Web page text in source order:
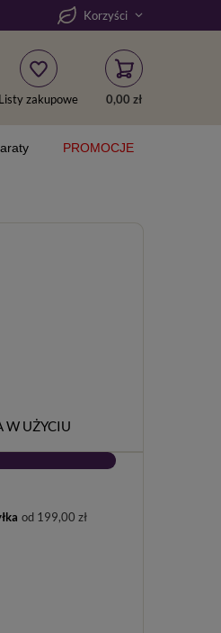
Korzyści
Listy zakupowe 0,00 zł
PROMOCJE
W UŻYCIU
od 199,00 zł